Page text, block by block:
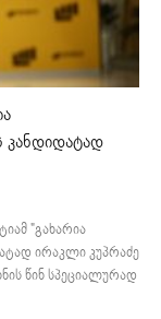
კანდიდატად
"გახარია
ირაკლი კუპრაძე
წინ სპეციალურად